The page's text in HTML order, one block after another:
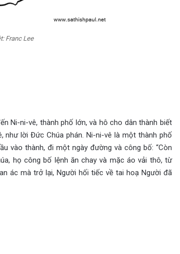
Franc Lee
Ni-ni-vê, thành phố lớn, và hô cho dân thành biết
như lời Đức Chúa phán. Ni-ni-vê là một thành phố
vào thành, đi một ngày đường và công bố: “Còn
họ công bố lệnh ăn chay và mặc áo vải thô, từ
ác mà trở lại, Người hối tiếc về tai hoạ Người đã